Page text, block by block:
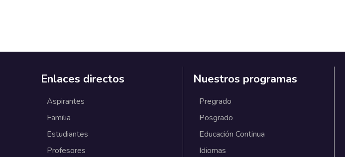
Enlaces directos
Aspirantes
Familia
Estudiantes
Profesores
Nuestros programas
Pregrado
Posgrado
Educación Continua
Idiomas